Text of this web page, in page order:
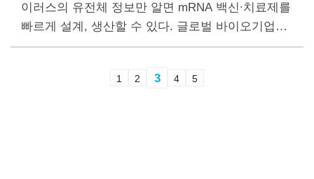
이러스의 유전체 정보만 알면 mRNA 백신∙치료제를
빠르게 설계, 생산할 수 있다. 글로벌 바이오기업들
은 mRNA를 활용해 코로나19 백신을 시작으로 독
1 2 3 4 5